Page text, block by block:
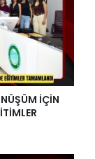
İÇİN